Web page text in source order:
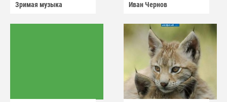
Зримая музыка Иван Чернов